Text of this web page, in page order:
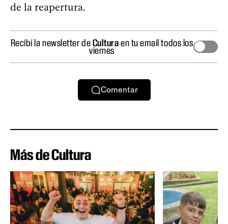
de la reapertura.
Recibí la newsletter deCulturaen tu email todos los
viernes
Comentar
Más de Cultura